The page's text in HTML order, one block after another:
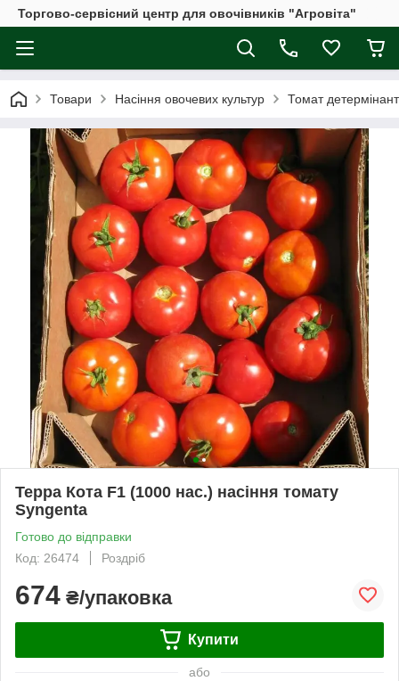
Торгово-сервісний центр для овочівників "Агровіта"
Товари Насіння овочевих культур Томат
Терра Кота F1 (1000 нас.) насіння томату
Syngenta
Готово до відправки
Код: 26474
Роздріб
674 ₴/упаковка
Купити
або